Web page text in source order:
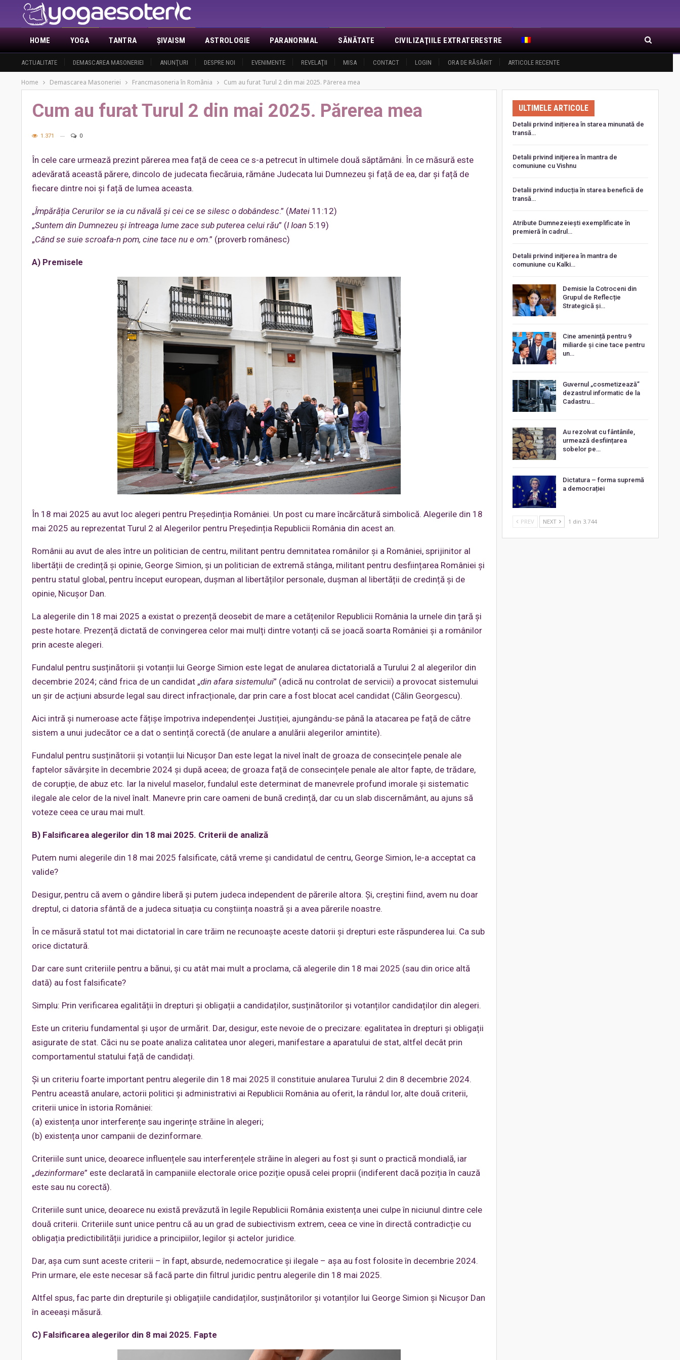
HOME
ACTUALITATE DEMASCAREA MASONERIEI ANUNŢURI DESPRE NOI EVENIMENTE REVELAŢII MISA CONTACT LOGIN ORA DE RĂSĂRIT ARTICOLE RECENTE
YOGA TANTRA ŞIVAISM ASTROLOGIE PARANORMAL SĂNĂTATE CIVILIZAŢIILE EXTRATERESTRE
Home Demascarea Masoneriei Francmasoneria în România Cum au furat Turul 2 din mai 2025. Părerea mea
Cum au furat Turul 2 din mai 2025. Părerea mea
1.371 0
În cele care urmează prezint părerea mea față de ceea ce s-a petrecut în ultimele două săptămâni. În ce măsură este
adevărată această părere, dincolo de judecata fiecăruia, rămâne Judecata lui Dumnezeu și față de ea, dar și față de
fiecare dintre noi și față de lumea aceasta.
„Împărăția Cerurilor se ia cu năvală și cei ce se silesc o dobândesc.” (Matei 11:12)
„Suntem din Dumnezeu și întreaga lume zace sub puterea celui rău” (I Ioan 5:19)
„Când se suie scroafa-n pom, cine tace nu e om.” (proverb românesc)
A) Premisele
În 18 mai 2025 au avut loc alegeri pentru Președinția României. Un post cu mare încărcătură simbolică. Alegerile din 18
mai 2025 au reprezentat Turul 2 al Alegerilor pentru Președinția Republicii România din acest an.
Românii au avut de ales între un politician de centru, militant pentru demnitatea românilor și a României, sprijinitor al
libertății de credință și opinie, George Simion, și un politician de extremă stânga, militant pentru desființarea României și
pentru statul global, pentru început european, dușman al libertăților personale, dușman al libertății de credință și de
opinie, Nicușor Dan.
La alegerile din 18 mai 2025 a existat o prezență deosebit de mare a cetățenilor Republicii România la urnele din țară și
peste hotare. Prezență dictată de convingerea celor mai mulți dintre votanți că se joacă soarta României și a românilor
prin aceste alegeri.
Fundalul pentru susținătorii și votanții lui George Simion este legat de anularea dictatorială a Turului 2 al alegerilor din
decembrie 2024; când frica de un candidat „din afara sistemului” (adică nu controlat de servicii) a provocat sistemului
un șir de acțiuni absurde legal sau direct infracționale, dar prin care a fost blocat acel candidat (Călin Georgescu).
Aici intră și numeroase acte fățișe împotriva independenței Justiției, ajungându-se până la atacarea pe față de către
sistem a unui judecător ce a dat o sentință corectă (de anulare a anulării alegerilor amintite).
Fundalul pentru susținătorii și votanții lui Nicușor Dan este legat la nivel înalt de groaza de consecințele penale ale
faptelor săvârșite în decembrie 2024 și după aceea; de groaza față de consecințele penale ale altor fapte, de trădare,
de corupție, de abuz etc. Iar la nivelul maselor, fundalul este determinat de manevrele profund imorale și sistematic
ilegale ale celor de la nivel înalt. Manevre prin care oameni de bună credință, dar cu un slab discernământ, au ajuns să
voteze ceea ce urau mai mult.
B) Falsificarea alegerilor din 18 mai 2025. Criterii de analiză
Putem numi alegerile din 18 mai 2025 falsificate, câtă vreme și candidatul de centru, George Simion, le-a acceptat ca
valide?
Desigur, pentru că avem o gândire liberă și putem judeca independent de părerile altora. Și, creștini fiind, avem nu doar
dreptul, ci datoria sfântă de a judeca situația cu conștiința noastră și a avea părerile noastre.
În ce măsură statul tot mai dictatorial în care trăim ne recunoaște aceste datorii și drepturi este răspunderea lui. Ca sub
orice dictatură.
Dar care sunt criteriile pentru a bănui, și cu atât mai mult a proclama, că alegerile din 18 mai 2025 (sau din orice altă
dată) au fost falsificate?
Simplu: Prin verificarea egalității în drepturi și obligații a candidaților, susținătorilor și votanților candidaților din alegeri.
Este un criteriu fundamental și ușor de urmărit. Dar, desigur, este nevoie de o precizare: egalitatea în drepturi și obligații
asigurate de stat. Căci nu se poate analiza calitatea unor alegeri, manifestare a aparatului de stat, altfel decât prin
comportamentul statului față de candidați.
Și un criteriu foarte important pentru alegerile din 18 mai 2025 îl constituie anularea Turului 2 din 8 decembrie 2024.
Pentru această anulare, actorii politici și administrativi ai Republicii România au oferit, la rândul lor, alte două criterii,
criterii unice în istoria României:
(a) existența unor interferențe sau ingerințe străine în alegeri;
(b) existența unor campanii de dezinformare.
Criteriile sunt unice, deoarece influențele sau interferențele străine în alegeri au fost și sunt o practică mondială, iar
„dezinformare” este declarată în campaniile electorale orice poziție opusă celei proprii (indiferent dacă poziția în cauză
este sau nu corectă).
Criteriile sunt unice, deoarece nu există prevăzută în legile Republicii România existența unei culpe în niciunul dintre cele
două criterii. Criteriile sunt unice pentru că au un grad de subiectivism extrem, ceea ce vine în directă contradicție cu
obligația predictibilității juridice a principiilor, legilor și actelor juridice.
Dar, așa cum sunt aceste criterii – în fapt, absurde, nedemocratice și ilegale – așa au fost folosite în decembrie 2024.
Prin urmare, ele este necesar să facă parte din filtrul juridic pentru alegerile din 18 mai 2025.
Altfel spus, fac parte din drepturile și obligațiile candidaților, susținătorilor și votanților lui George Simion și Nicușor Dan
în aceeași măsură.
C) Falsificarea alegerilor din 8 mai 2025. Fapte
ULTIMELE ARTICOLE
Detalii privind inițierea în starea minunată de
transă…
Detalii privind iniţierea în mantra de
comuniune cu Vishnu
Detalii privind inducția în starea benefică de
transă…
Atribute Dumnezeiești exemplificate în
premieră în cadrul…
Detalii privind iniţierea în mantra de
comuniune cu Kalki…
Demisie la Cotroceni din
Grupul de Reflecție
Strategică și…
Cine amenință pentru 9
miliarde și cine tace pentru
un…
Guvernul „cosmetizează”
dezastrul informatic de la
Cadastru…
Au rezolvat cu fântânile,
urmează desființarea
sobelor pe…
Dictatura – forma supremă
a democrației
PREV NEXT 1 din 3.744